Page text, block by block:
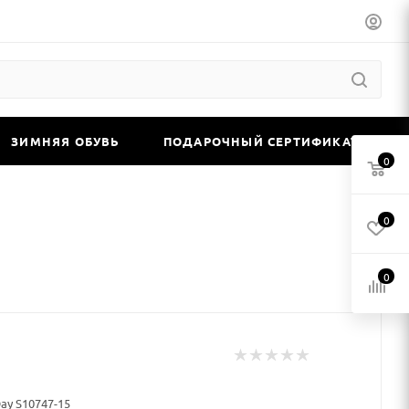
ЗИМНЯЯ ОБУВЬ ПОДАРОЧНЫЙ СЕРТИФИКАТ
S10747-15
0
0
0